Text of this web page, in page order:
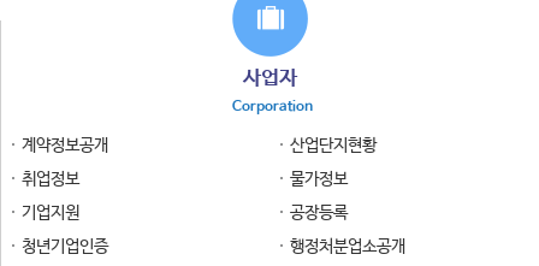
사업자
Corporation
계약정보공개
산업단지현황
취업정보
물가정보
기업지원
공장등록
청년기업인증
행정처분업소공개